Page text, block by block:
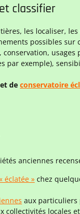
classifier
les localiser,
possibles sur
usages
par exemple),
deconservatoire
anciennes
éclatée » chez
aux particuliers
collectivités locales